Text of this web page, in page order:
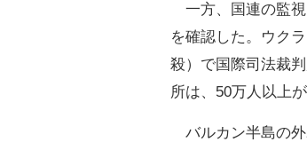
一方、国連の監視
を確認した。ウク
殺）で国際司法裁
所は、50万人以上
バルカン半島の外